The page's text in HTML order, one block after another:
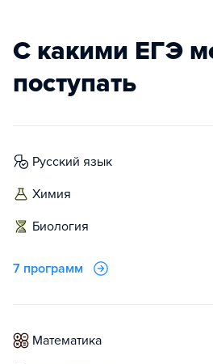
С какими ЕГЭ
поступать
русский язык
химия
биология
7 программ
математика